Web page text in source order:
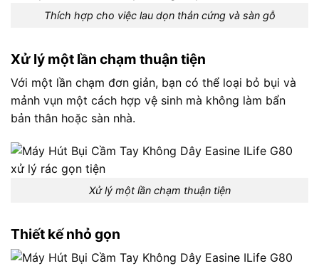
Thích hợp cho việc lau dọn thản cứng và sàn gỗ
Xử lý một lần chạm thuận tiện
Với một lần chạm đơn giản, bạn có thể loại bỏ bụi và
mảnh vụn một cách hợp vệ sinh mà không làm bẩn
bản thân hoặc sàn nhà.
Xử lý một lần chạm thuận tiện
Thiết kế nhỏ gọn